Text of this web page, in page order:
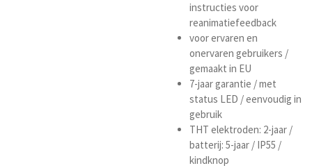
instructies voor
reanimatiefeedback
voor ervaren en
onervaren gebruikers /
gemaakt in EU
7-jaar garantie / met
status LED /eenvoudig in
gebruik
THT elektroden: 2-jaar /
batterij: 5-jaar / IP55 /
kindknop